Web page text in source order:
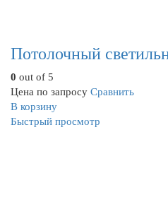
Потолочный
0 out of 5
Цена по запросу Сравнить
В корзину
Быстрый просмотр